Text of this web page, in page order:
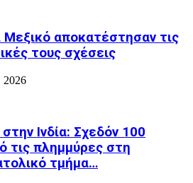
Μεξικό αποκατέστησαν τις
τους σχέσεις
2026
Ινδία: Σχεδόν 100
τις πλημμύρες στη
τμήμα…